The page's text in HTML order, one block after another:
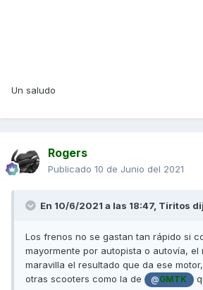
Un saludo
Rogers
Publicado 10 de Junio del 2021
En 10/6/2021 a las 18:47, Tiritos
Los frenos no se gastan tan rápido si
mayormente por autopista o autovía, el
maravilla el resultado que da ese
otras scooters como la de
@GMTK